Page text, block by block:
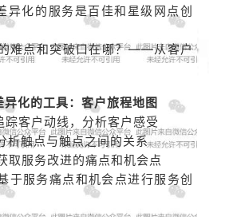
异化的服务是百佳和星级网点创
难点和突破口在哪？——从客户
异化的工具：客户旅程地图
踪客户动线，分析客户感受
析触点与触点之间的关系
取服务改进的痛点和机会点
于服务痛点和机会点进行服务创